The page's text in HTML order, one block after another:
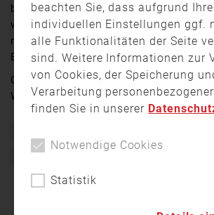
brachten den Brand schnell unter
wurden nicht verletzt. Der
nach ersten Schätzungen der Polizei
Euro.
Quelle: Oberpfalz TV/ Videoreporter:
Wellenhöfer
beachten Sie, dass aufgrund
individuellen Einstellungen ggf.
alle Funktionalitäten der Seite
sind. Weitere Informationen zur
von Cookies, der Speicherung
Verarbeitung
finden Sie in unserer
Notwendige Cookies
Statistik